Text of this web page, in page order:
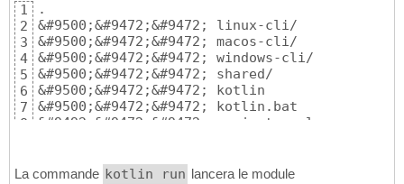
1
2
3
4
5
6
7
8
.
&#9500;&#9472;&#9472; linux-cli/
&#9500;&#9472;&#9472; macos-cli/
&#9500;&#9472;&#9472; windows-cli/
&#9500;&#9472;&#9472; shared/
&#9500;&#9472;&#9472; kotlin
&#9500;&#9472;&#9472; kotlin.bat
&#9492;&#9472;&#9472; project.yaml
La commande kotlin run lancera le module